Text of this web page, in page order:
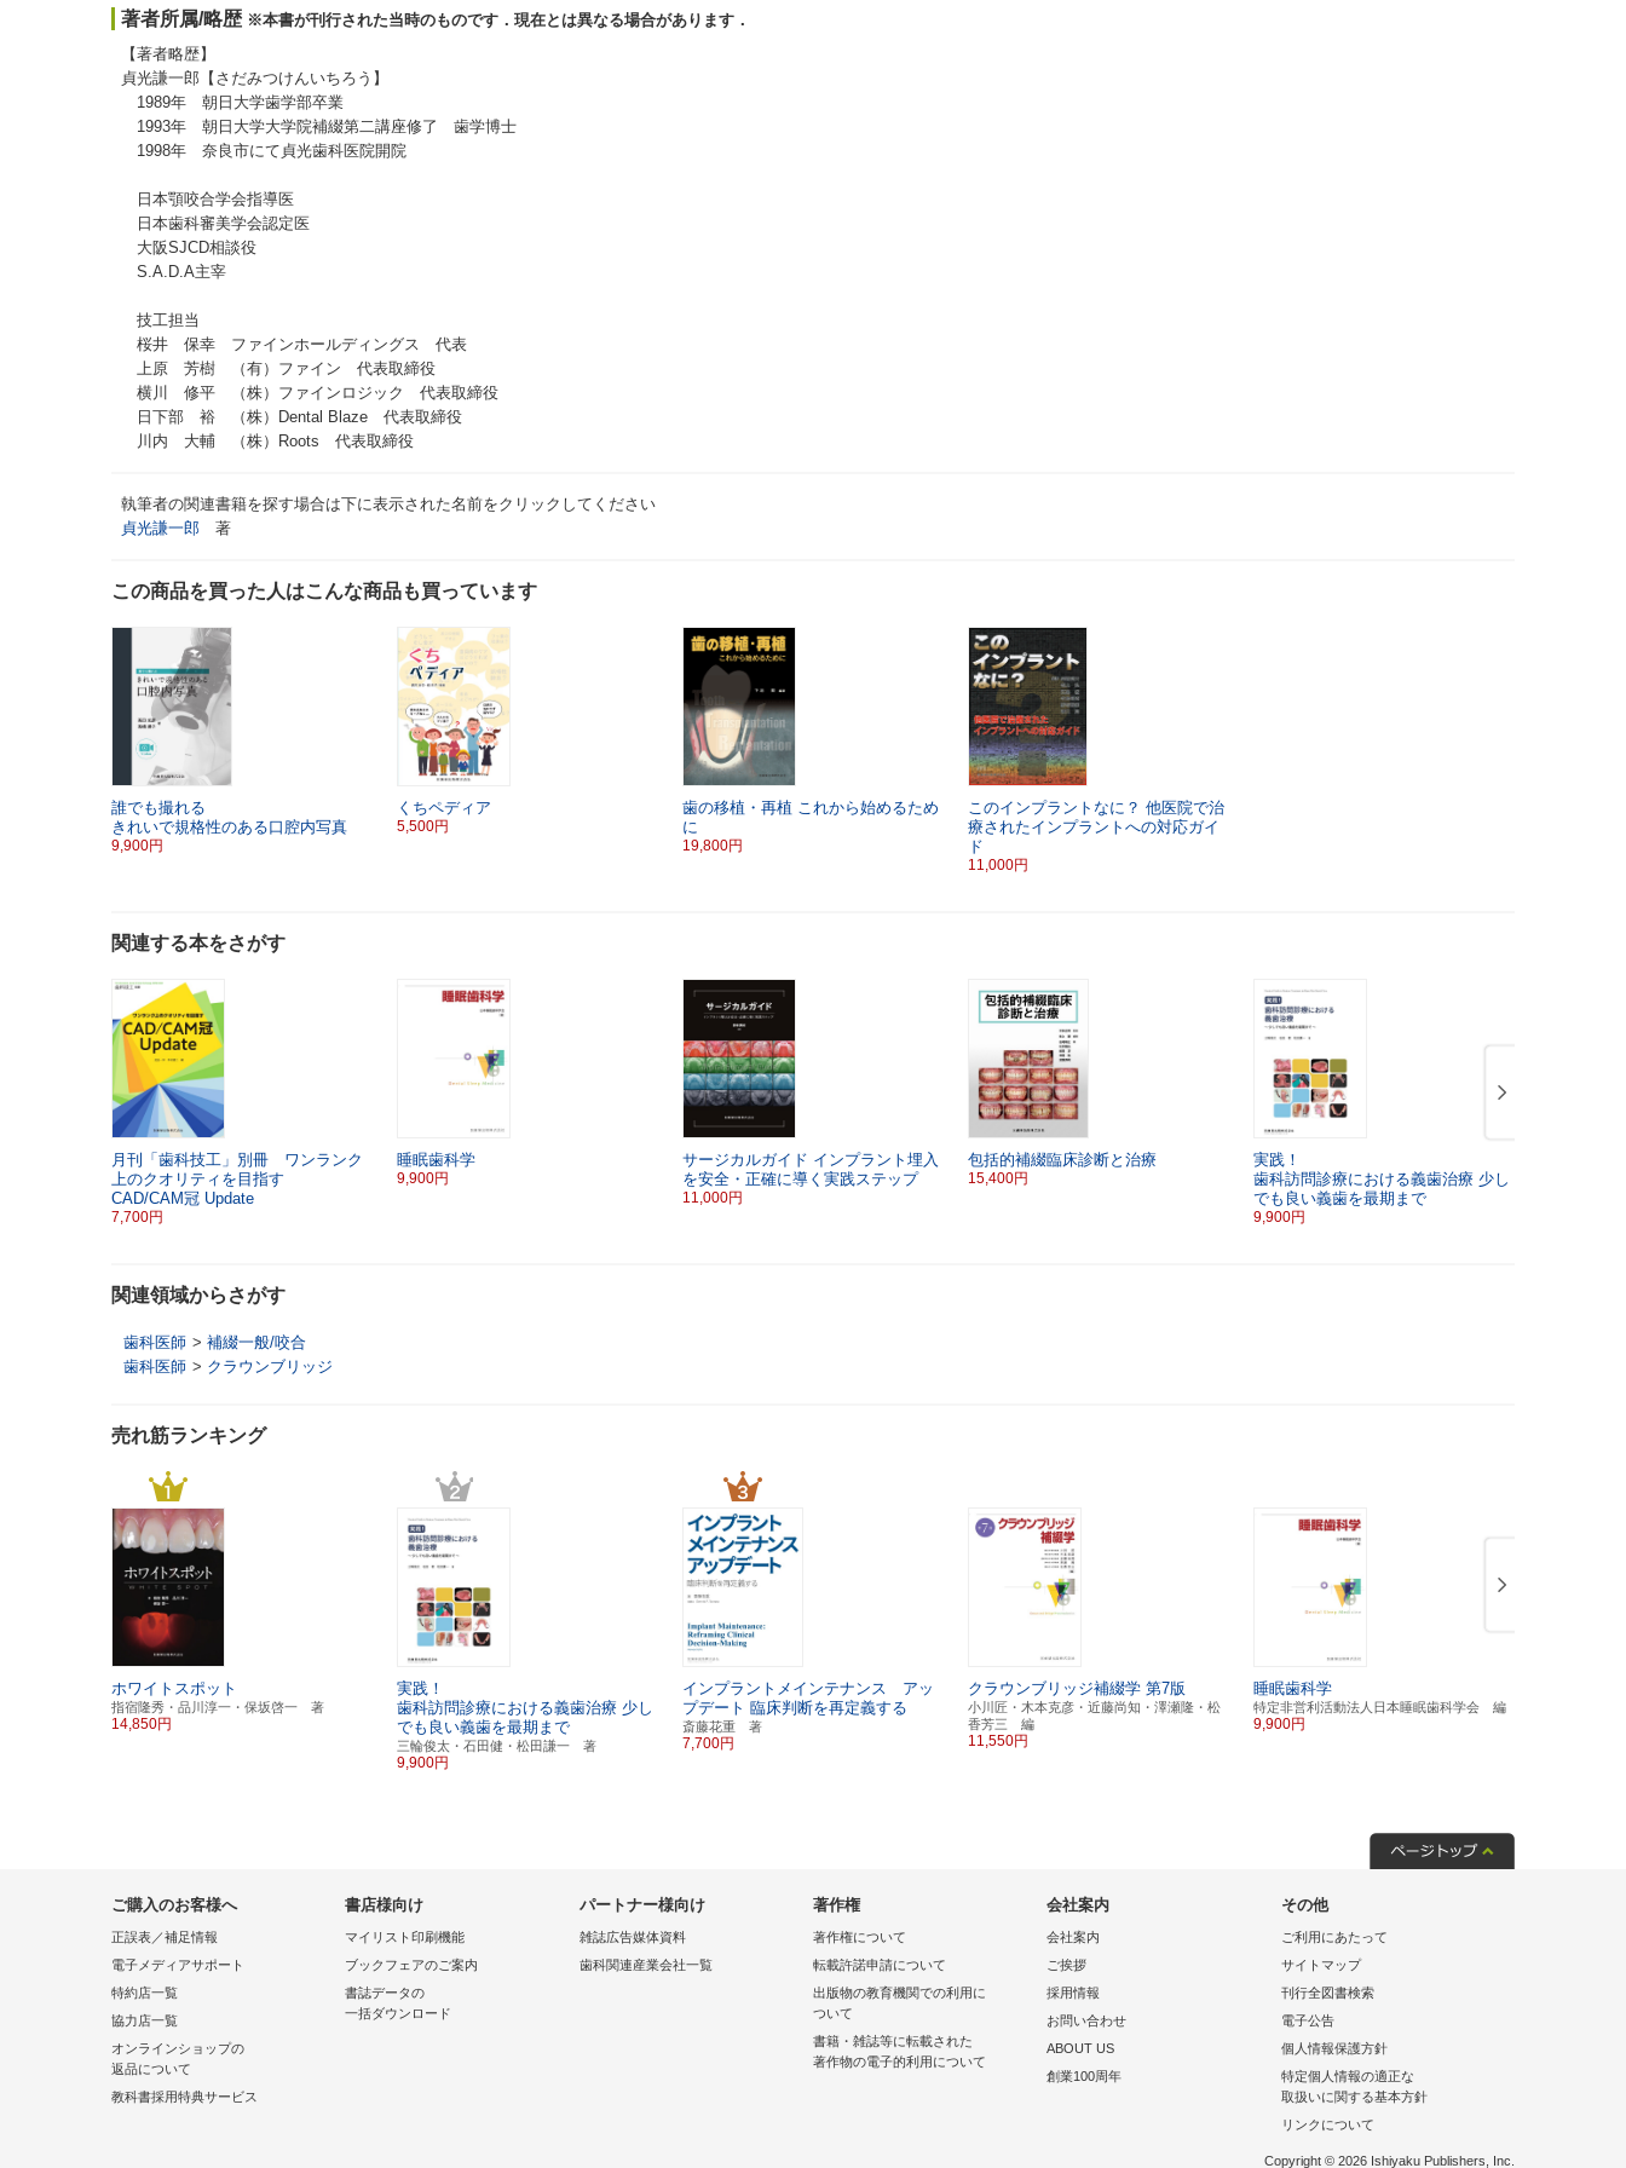
著者所属/略歴 ※本書が刊行された当時のものです．現在とは異なる場合があります．
【著者略歴】
貞光謙一郎【さだみつけんいちろう】
1989年 朝日大学歯学部卒業
1993年 朝日大学大学院補綴第二講座修了 歯学博士
1998年 奈良市にて貞光歯科医院開院
日本顎咬合学会指導医
日本歯科審美学会認定医
大阪SJCD相談役
S.A.D.A主宰
技工担当
桜井 保幸 ファインホールディングス 代表
上原 芳樹 （有）ファイン 代表取締役
横川 修平 （株）ファインロジック 代表取締役
日下部 裕 （株）Dental Blaze 代表取締役
川内 大輔 （株）Roots 代表取締役
執筆者の関連書籍を探す場合は下に表示された名前をクリックしてください
貞光謙一郎 著
この商品を買った人はこんな商品も買っています
誰でも撮れる
きれいで規格性のある口腔内写真
9,900円
くちペディア
5,500円
歯の移植・再植 これから始めるため
に
19,800円
このインプラントなに？ 他医院で治
療されたインプラントへの対応ガイ
ド
11,000円
関連する本をさがす
月刊「歯科技工」別冊 ワンランク
上のクオリティを目指す
CAD/CAM冠 Update
7,700円
睡眠歯科学
9,900円
サージカルガイド インプラント埋入
を安全・正確に導く実践ステップ
11,000円
包括的補綴臨床診断と治療
15,400円
実践！
歯科訪問診療における義歯治療 少し
でも良い義歯を最期まで
9,900円
関連領域からさがす
歯科医師 > 補綴一般/咬合
歯科医師 > クラウンブリッジ
売れ筋ランキング
ホワイトスポット
指宿隆秀・品川淳一・保坂啓一 著
14,850円
実践！
歯科訪問診療における義歯治療 少し
でも良い義歯を最期まで
三輪俊太・石田健・松田謙一 著
9,900円
インプラントメインテナンス アッ
プデート 臨床判断を再定義する
斎藤花重 著
7,700円
クラウンブリッジ補綴学 第7版
小川匠・木本克彦・近藤尚知・澤瀬隆・松
香芳三 編
11,550円
睡眠歯科学
特定非営利活動法人日本睡眠歯科学会 編
9,900円
ご購入のお客様へ
正誤表／補足情報
電子メディアサポート
特約店一覧
協力店一覧
オンラインショップの
返品について
教科書採用特典サービス
書店様向け
マイリスト印刷機能
ブックフェアのご案内
書誌データの
一括ダウンロード
パートナー様向け
雑誌広告媒体資料
歯科関連産業会社一覧
著作権
著作権について
転載許諾申請について
出版物の教育機関での利用に
ついて
書籍・雑誌等に転載された
著作物の電子的利用について
会社案内
会社案内
ご挨拶
採用情報
お問い合わせ
ABOUT US
創業100周年
その他
ご利用にあたって
サイトマップ
刊行全図書検索
電子公告
個人情報保護方針
特定個人情報の適正な
取扱いに関する基本方針
リンクについて
Copyright © 2026 Ishiyaku Publishers, Inc.